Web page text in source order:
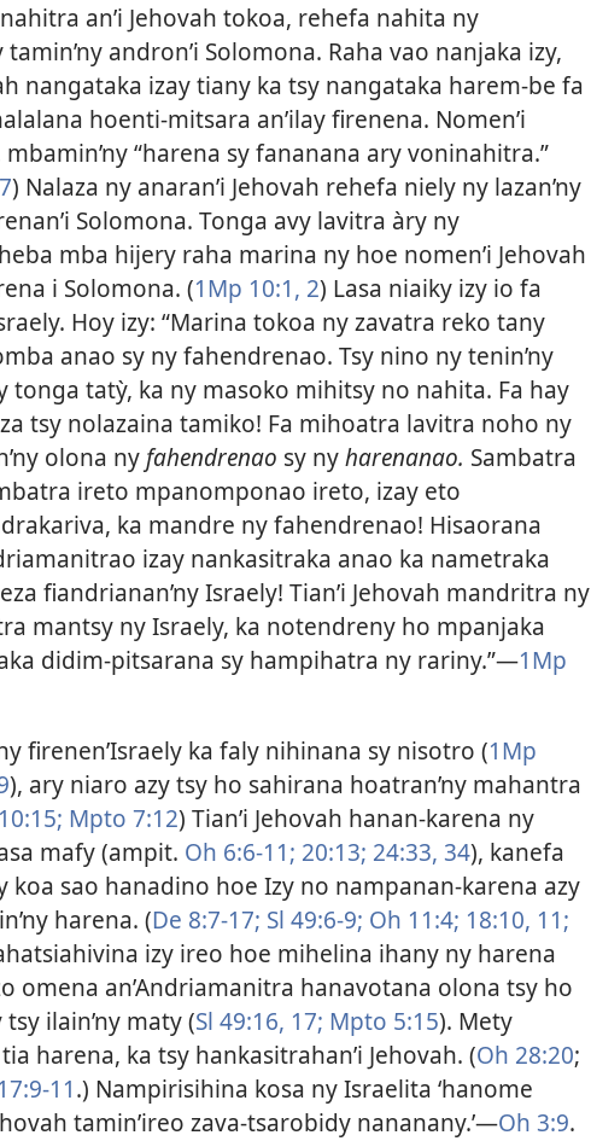
an’i Jehovah tokoa, rehefa nahita ny
tamin’ny andron’i Solomona. Raha vao nanjaka izy,
nangataka izay tiany ka tsy nangataka harem-be fa
hoenti-mitsara an’ilay firenena. Nomen’i
mbamin’ny “harena sy fananana ary voninahitra.”
) Nalaza ny anaran’i Jehovah rehefa niely ny lazan’ny
Solomona. Tonga avy lavitra àry ny
mba hijery raha marina ny hoe nomen’i Jehovah
i Solomona. (1Mp 10:1, 2) Lasa niaiky izy io fa
Hoy izy: “Marina tokoa ny zavatra reko tany
anao sy ny fahendrenao. Tsy nino ny tenin’ny
tonga tatỳ, ka ny masoko mihitsy no nahita. Fa hay
tsy nolazaina tamiko! Fa mihoatra lavitra noho ny
olona ny fahendrenao sy nyharenanao. Sambatra
ireto mpanomponao ireto, izay eto
ka mandre ny fahendrenao! Hisaorana
izay nankasitraka anao ka nametraka
fiandrianan’ny Israely! Tian’i Jehovah mandritra ny
mantsy ny Israely, ka notendreny ho mpanjaka
didim-pitsarana sy hampihatra ny rariny.”​—1Mp
firenen’Israely ka faly nihinana sy nisotro (1Mp
), ary niaro azy tsy ho sahirana hoatran’ny mahantra
Mpto 7:12) Tian’i Jehovah hanan-karena ny
mafy (ampit. Oh 6:6-11; 20:13; 24:33, 34), kanefa
sao hanadino hoe Izy no nampanan-karena azy
harena. (De 8:7-17; Sl 49:6-9; Oh 11:4; 18:10, 11;
izy ireo hoe mihelina ihany ny harena
omena an’Andriamanitra hanavotana olona tsy ho
tsy ilain’ny maty (Sl 49:16, 17; Mpto 5:15). Mety
harena, ka tsy hankasitrahan’i Jehovah. (Oh 28:20;
17:9-11.) Nampirisihina kosa ny Israelita ‘hanome
tamin’ireo zava-tsarobidy nananany.’​—Oh 3:9.